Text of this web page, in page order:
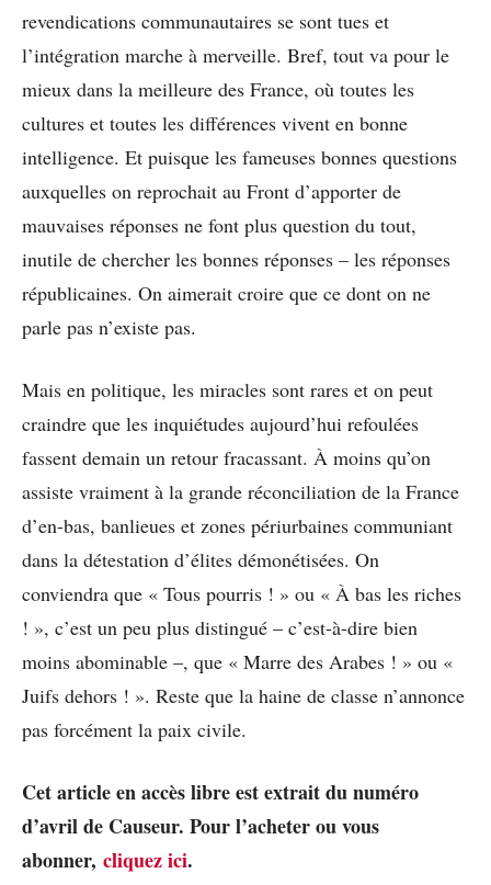
revendications communautaires se sont tues et
l’intégration marche à merveille. Bref, tout va pour le
mieux dans la meilleure des France, où toutes les
cultures et toutes les différences vivent en bonne
intelligence. Et puisque les fameuses bonnes questions
auxquelles on reprochait au Front d’apporter de
mauvaises réponses ne font plus question du tout,
inutile de chercher les bonnes réponses – les réponses
républicaines. On aimerait croire que ce dont on ne
parle pas n’existe pas.
Mais en politique, les miracles sont rares et on peut
craindre que les inquiétudes aujourd’hui refoulées
fassent demain un retour fracassant. À moins qu’on
assiste vraiment à la grande réconciliation de la France
d’en-bas, banlieues et zones périurbaines communiant
dans la détestation d’élites démonétisées. On
conviendra que « Tous pourris ! » ou « À bas les riches
! », c’est un peu plus distingué – c’est-à-dire bien
moins abominable –, que « Marre des Arabes ! » ou «
Juifs dehors ! ». Reste que la haine de classe n’annonce
pas forcément la paix civile.
Cet article en accès libre est extrait du numéro
d’avril de Causeur. Pour l’acheter ou vous
abonner, cliquez ici.